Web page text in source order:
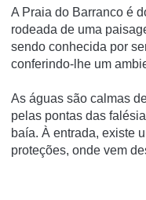
A Praia do Barranco é
rodeada de uma
sendo conhecida por
conferindo-lhe um
As águas são calmas
pelas pontas das
baía. À entrada, existe
proteções, onde vem